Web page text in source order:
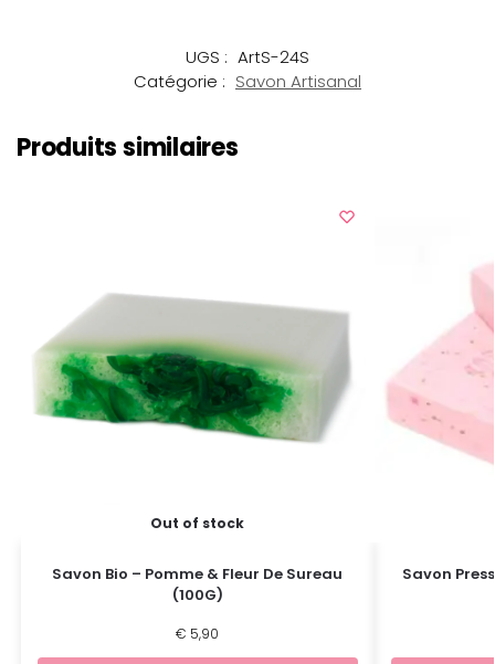
UGS : ArtS-24S
Catégorie : Savon Artisanal
Produits similaires
Out of stock
Savon Bio – Pomme & Fleur De Sureau
(100G)
€ 5,90
Savon